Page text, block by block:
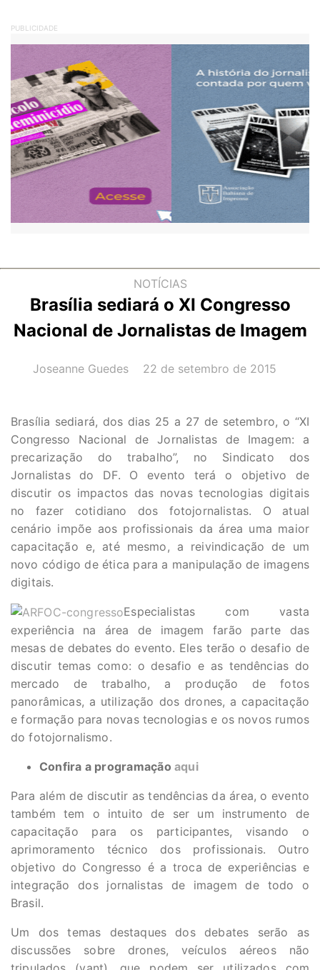
PUBLICIDADE
NOTÍCIAS
Brasília sediará o XI Congresso
Nacional de Jornalistas de Imagem
AUTOR(A):
Joseanne Guedes DATA:
22 de setembro de 2015
Brasília sediará, dos dias 25 a 27 de setembro, o “XI
Congresso Nacional de Jornalistas de Imagem: a
precarização do trabalho”, no Sindicato dos
Jornalistas do DF. O evento terá o objetivo de
discutir os impactos das novas tecnologias digitais
no fazer cotidiano dos fotojornalistas. O atual
cenário impõe aos profissionais da área uma maior
capacitação e, até mesmo, a reivindicação de um
novo código de ética para a manipulação de imagens
digitais.
Especialistas com vasta
experiência na área de imagem farão parte das
mesas de debates do evento. Eles terão o desafio de
discutir temas como: o desafio e as tendências do
mercado de trabalho, a produção de fotos
panorâmicas, a utilização dos drones, a capacitação
e formação para novas tecnologias e os novos rumos
do fotojornalismo.
Confira a programação aqui
Para além de discutir as tendências da área, o evento
também tem o intuito de ser um instrumento de
capacitação para os participantes, visando o
aprimoramento técnico dos profissionais. Outro
objetivo do Congresso é a troca de experiências e
integração dos jornalistas de imagem de todo o
Brasil.
Um dos temas destaques dos debates serão as
discussões sobre drones, veículos aéreos não